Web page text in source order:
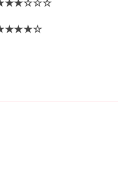
：★★★☆☆☆
★★★★★☆